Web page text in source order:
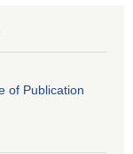
of Publication